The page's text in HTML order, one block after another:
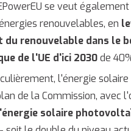
se veut
renouvelables, en
du renouvelable dans le
de l'UE d'ici 2030de
l'énergie
de la Commission, avec
solaire